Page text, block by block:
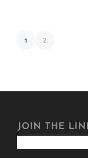
1 2
JOIN THE